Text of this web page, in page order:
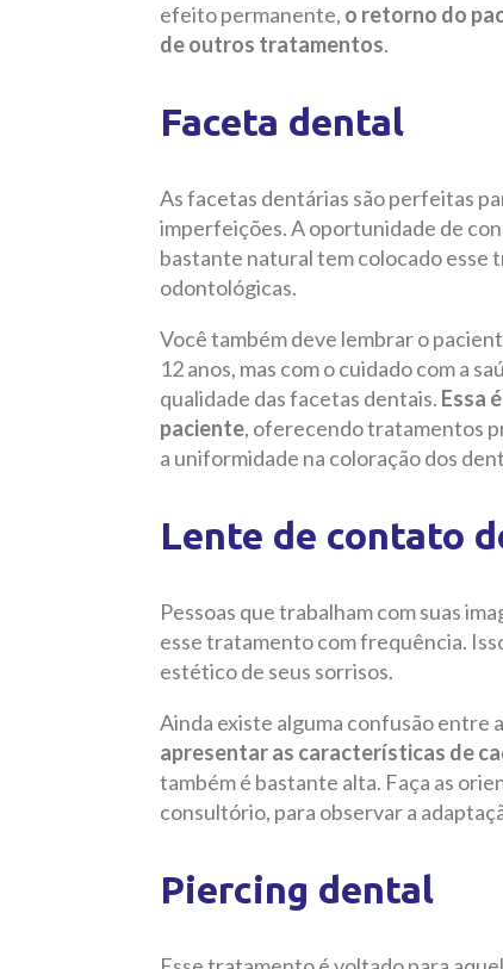
efeito permanente, o retorno do
de outros tratamentos.
Faceta dental
As facetas dentárias são perfeitas
imperfeições. A oportunidade de
bastante natural tem colocado esse
odontológicas.
Você também deve lembrar o
12 anos, mas com o cuidado com a
qualidade das facetas dentais. Essa
paciente, oferecendo tratamentos
a uniformidade na coloração dos
Lente de contato
Pessoas que trabalham com suas
esse tratamento com frequência.
estético de seus sorrisos.
Ainda existe alguma confusão entre
apresentar as características de
também é bastante alta. Faça as
consultório, para observar a
Piercing dental